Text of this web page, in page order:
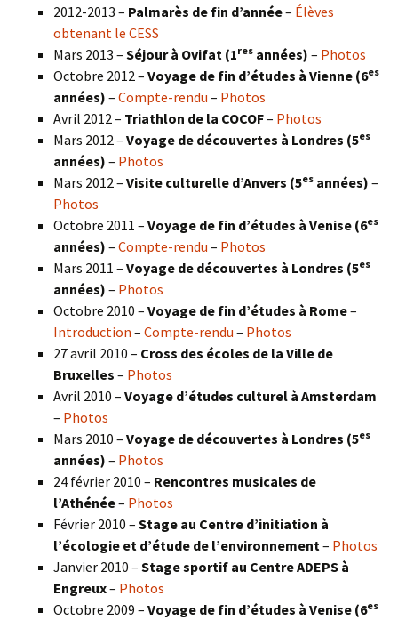
2012-2013 – Palmarès de fin d’année– Élèves
obtenant le CESS
Mars 2013 – Séjour à Ovifat (1res années) – Photos
Octobre 2012 – Voyage de fin d’études à Vienne (6es
années) – Compte-rendu – Photos
Avril 2012 – Triathlon de la COCOF– Photos
Mars 2012 – Voyage de découvertes à Londres (5es
années) – Photos
Mars 2012 – Visite culturelle d’Anvers (5es années) –
Photos
Octobre 2011 – Voyage de fin d’études à Venise (6es
années) – Compte-rendu – Photos
Mars 2011 – Voyage de découvertes à Londres (5es
années) – Photos
Octobre 2010 – Voyage de fin d’études à Rome–
Introduction – Compte-rendu – Photos
27 avril 2010 – Cross des écoles de la Ville de
Bruxelles – Photos
Avril 2010 – Voyage d’études culturel à Amsterdam
– Photos
Mars 2010 – Voyage de découvertes à Londres (5es
années) – Photos
24 février 2010 – Rencontres musicales de
l’Athénée– Photos
Février 2010 – Stage au Centre d’initiation à
l’écologie et d’étude de l’environnement – Photos
Janvier 2010 – Stage sportif au Centre ADEPS à
Engreux– Photos
Octobre 2009 – Voyage de fin d’études à Venise (6es